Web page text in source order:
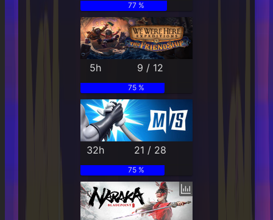
77 %
5h 9 / 12
75 %
32h 21 / 28
75 %